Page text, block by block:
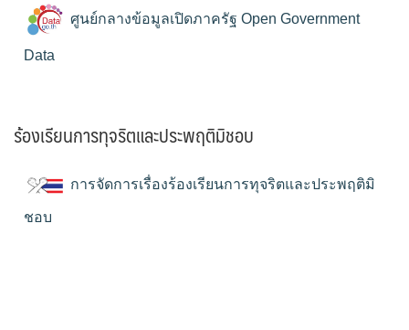
ศูนย์กลางข้อมูลเปิดภาครัฐ Open Government
Data
ร้องเรียนการทุจริตและประพฤติมิชอบ
การจัดการเรื่องร้องเรียนการทุจริตและประพฤติมิ
ชอบ